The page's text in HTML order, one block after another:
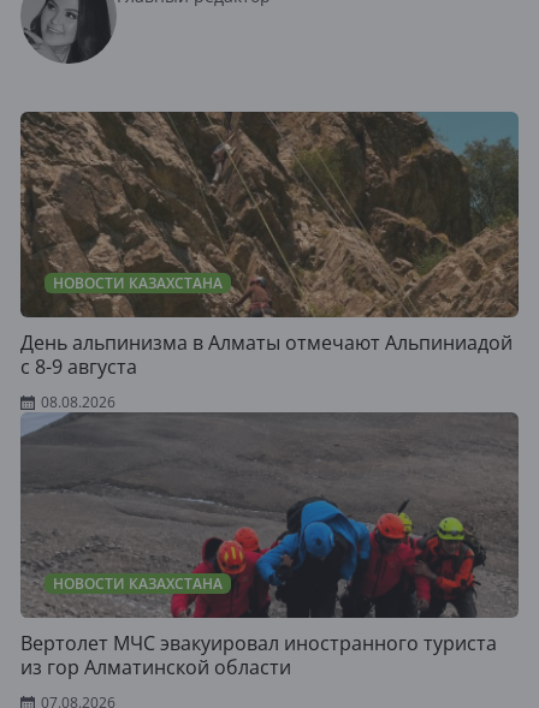
НОВОСТИ КАЗАХСТАНА
День альпинизма в Алматы отмечают Альпиниадой
с 8-9 августа
08.08.2026
НОВОСТИ КАЗАХСТАНА
Вертолет МЧС эвакуировал иностранного туриста
из гор Алматинской области
07.08.2026